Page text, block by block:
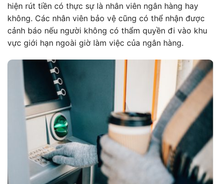
hiện rút tiền có thực sự là nhân viên ngân hàng hay
không. Các nhân viên bảo vệ cũng có thể nhận được
cảnh báo nếu người không có thẩm quyền đi vào khu
vực giới hạn ngoài giờ làm việc của ngân hàng.